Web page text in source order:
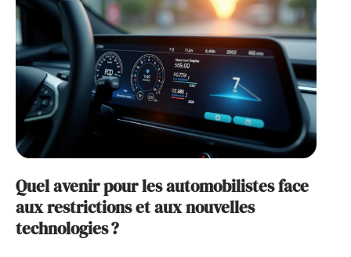
Quel avenir pour les automobilistes face
aux restrictions et aux nouvelles
technologies ?